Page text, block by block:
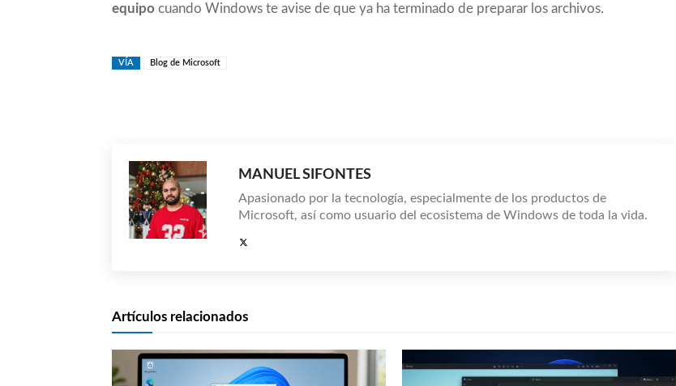
equipo cuando Windows te avise de que ya ha terminado de preparar los archivos.
VÍA Blog de Microsoft
MANUEL SIFONTES
Apasionado por la tecnología, especialmente de los productos de
Microsoft, así como usuario del ecosistema de Windows de toda la vida.
Artículos relacionados